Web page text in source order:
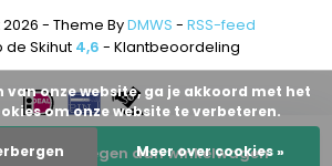
Toevoegen aan winkelwagen
- Theme ByDMWS - RSS-feed
de Skihut 4,6 - Klantbeoordeling
van onze website, ga je akkoord met het
om onze website te verbeteren.
Meer over cookies »